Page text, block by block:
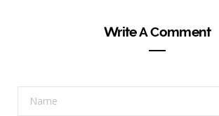
Write A Comment